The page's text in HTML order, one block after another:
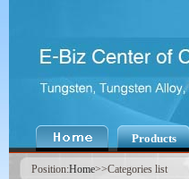
Products
Position:Home>>Categories list